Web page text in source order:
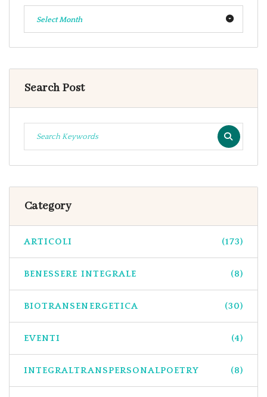
Select Month
Search Post
Category
ARTICOLI (173)
BENESSERE INTEGRALE (8)
BIOTRANSENERGETICA (30)
EVENTI (4)
INTEGRALTRANSPERSONALPOETRY (8)